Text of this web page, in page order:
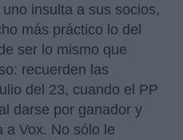
insulta a sus socios,
más práctico lo del
ser lo mismo que
recuerden las
del 23, cuando el PP
darse por ganador y
a Vox. No sólo le